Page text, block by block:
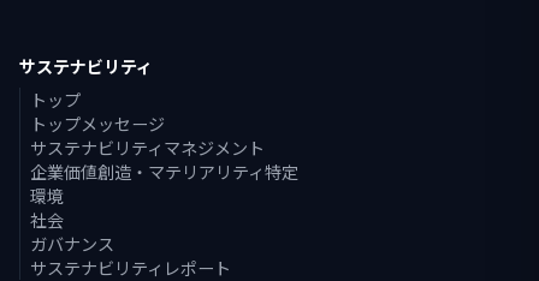
サステナビリティ
トップ
トップメッセージ
サステナビリティマネジメント
企業価値創造・マテリアリティ特定
環境
社会
ガバナンス
サステナビリティレポート